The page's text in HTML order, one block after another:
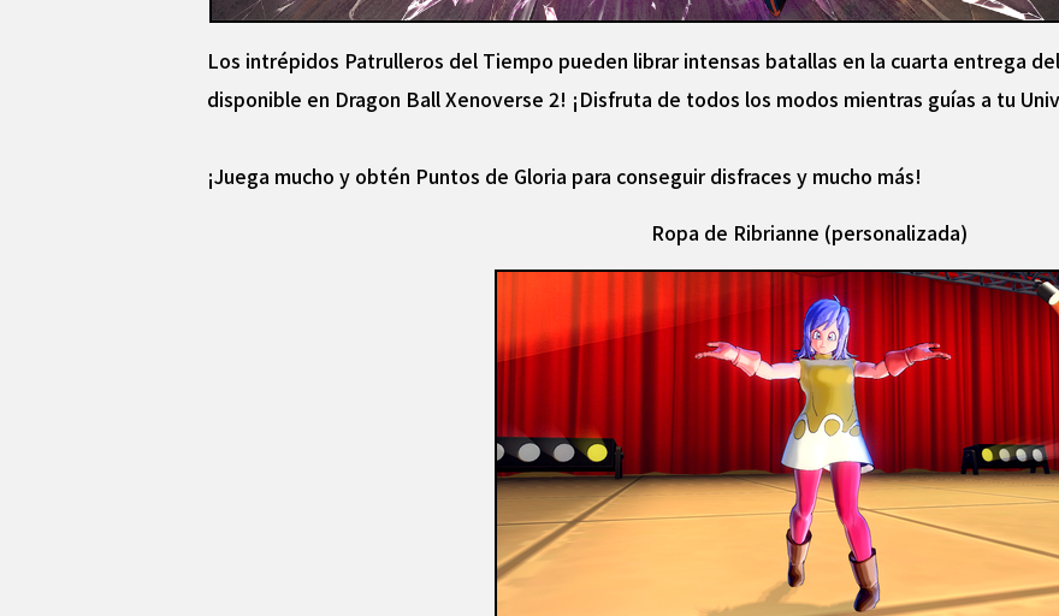
Los intrépidos Patrulleros del Tiempo pueden librar intensas batallas en la cuarta entrega
disponible en Dragon Ball Xenoverse 2! ¡Disfruta de todos los modos mientras guías a tu
¡Juega mucho y obtén Puntos de Gloria para conseguir disfraces y mucho más!
Ropa de Ribrianne (personalizada)